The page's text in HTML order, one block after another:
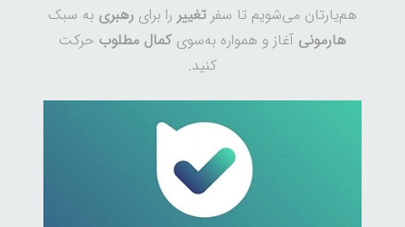
هم‌یارتان می‌شویم تا سفر تغییر را برای رهبری به سبک
هارمونی آغاز و همواره به‌سوی کمال مطلوب حرکت
کنید.